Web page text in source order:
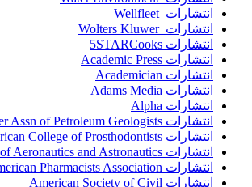
انتشارات Wellfleet
انتشارات Wolters Kluwer
انتشارات 5STARCooks
انتشارات Academic Press
انتشارات Academician
انتشارات Adams Media
انتشارات Alpha
انتشارات Amer Assn of Petroleum Geologists
انتشارات American College of Prosthodontists
انتشارات American Institute of Aeronautics and Astronautics
انتشارات American Pharmacists Association
انتشارات American Society of Civil